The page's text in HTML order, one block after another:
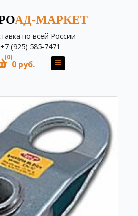
АД-МАРКЕТ
по всей России
(925) 585-7471
(0)
0 руб.